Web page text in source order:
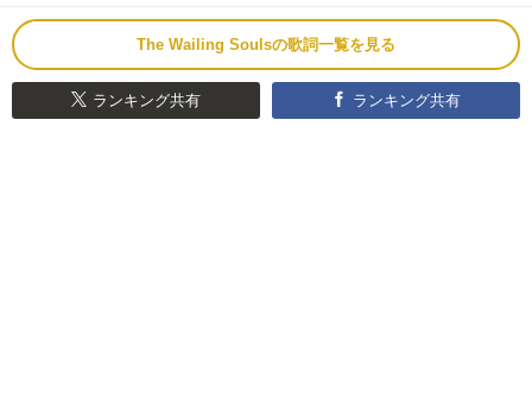
The Wailing Soulsの歌詞一覧を見る
ランキング共有 ランキング共有